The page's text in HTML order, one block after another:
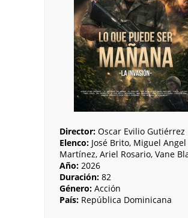
Director: Oscar Evilio Gutiérrez
Elenco: José Brito, Miguel Angel
Martínez, Ariel Rosario, Vane
Año: 2026
Duración: 82
Género: Acción
País: República Dominicana